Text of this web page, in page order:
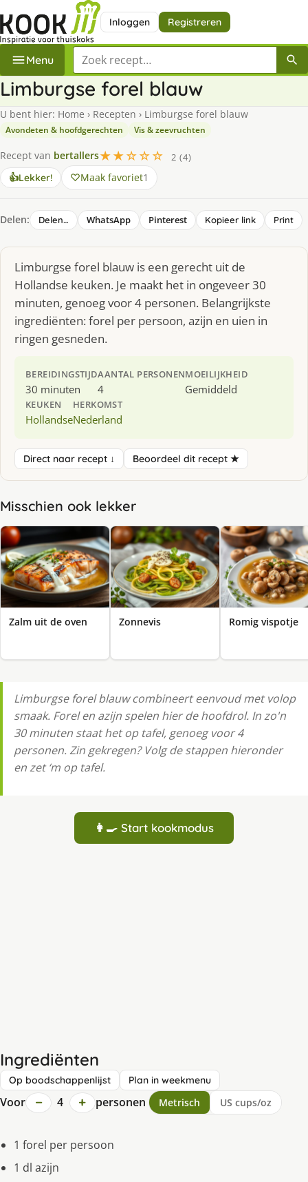
Inloggen Registreren
Menu Zoek een recept
Limburgse forel blauw
U bent hier: Home › Recepten › Limburgse forel blauw
Avondeten & hoofdgerechten Vis & zeevruchten
Recept van bertallers★★☆☆☆
2 (4)
👍Lekker! Maak favoriet1
Delen: Delen… WhatsApp Pinterest Kopieer link Print
Limburgse forel blauw is een gerecht uit de
Hollandse keuken. Je maakt het in ongeveer 30
minuten, genoeg voor 4 personen. Belangrijkste
ingrediënten: forel per persoon, azijn en uien in
ringen gesneden.
BEREIDINGSTIJD
30 minuten
AANTAL PERSONEN
4
MOEILIJKHEID
Gemiddeld
KEUKEN
Hollandse
HERKOMST
Nederland
Direct naar recept ↓ Beoordeel dit recept ★
Misschien ook lekker
Zalm uit de oven Zonnevis Romig vispotje
Limburgse forel blauw combineert eenvoud met volop
smaak. Forel en azijn spelen hier de hoofdrol. In zo'n
30 minuten staat het op tafel, genoeg voor 4
personen. Zin gekregen? Volg de stappen hieronder
en zet ‘m op tafel.
👩‍🍳 Start kookmodus
Ingrediënten
Op boodschappenlijst Plan in weekmenu
Voor − 4 + personen Metrisch US cups/oz
1 forel per persoon
1 dl azijn